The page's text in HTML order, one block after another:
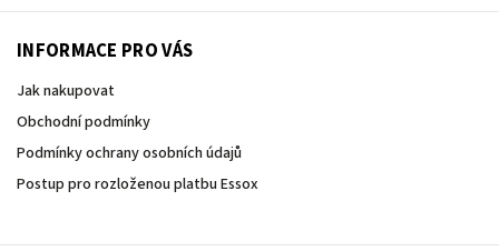
INFORMACE PRO VÁS
Jak nakupovat
Obchodní podmínky
Podmínky ochrany osobních údajů
Postup pro rozloženou platbu Essox